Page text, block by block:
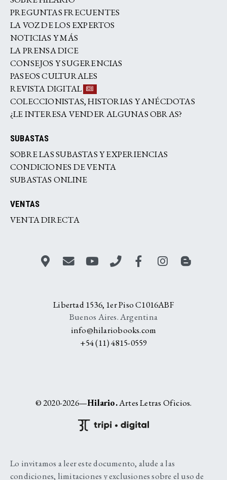
PREGUNTAS FRECUENTES
LA VOZ DE LOS EXPERTOS
NOTICIAS Y MÁS
LA PRENSA DICE
CONSEJOS Y SUGERENCIAS
PASEOS CULTURALES
REVISTA DIGITAL
COLECCIONISTAS, HISTORIAS Y ANÉCDOTAS
¿LE INTERESA VENDER ALGUNAS OBRAS?
SUBASTAS
SOBRE LAS SUBASTAS Y EXPERIENCIAS
CONDICIONES DE VENTA
SUBASTAS ONLINE
VENTAS
VENTA DIRECTA
Libertad 1536, 1er Piso C1016ABF
Buenos Aires. Argentina
info@hilariobooks.com
+54 (11) 4815-0559
© 2020-2026—Hilario.Artes Letras Oficios.
Lo invitamos a leer este documento, alude a las
condiciones, limitaciones y exclusiones sobre el uso de